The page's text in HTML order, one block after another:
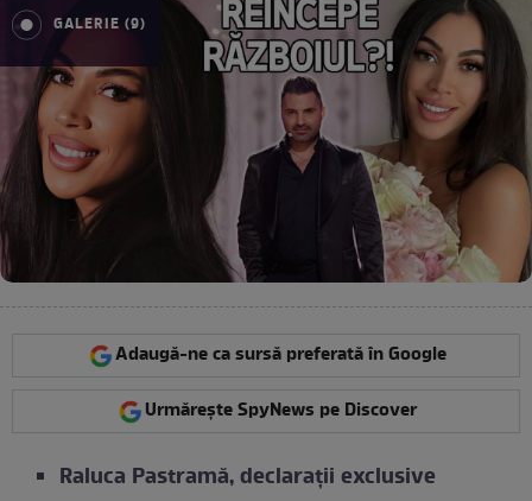
GALERIE (9)
Adaugă-ne ca sursă preferată în Google
Urmărește SpyNews pe Discover
Raluca Pastramă, declarații exclusive